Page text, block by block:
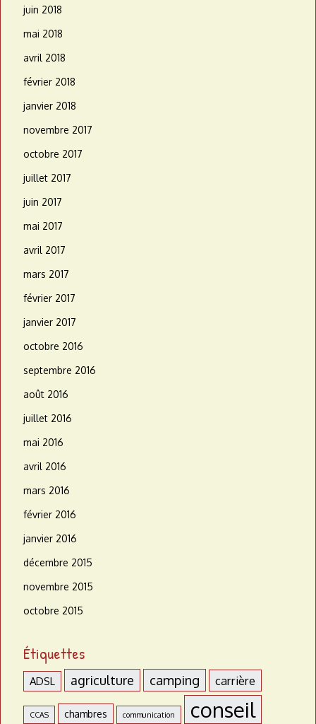
juin 2018
mai 2018
avril 2018
février 2018
janvier 2018
novembre 2017
octobre 2017
juillet 2017
juin 2017
mai 2017
avril 2017
mars 2017
février 2017
janvier 2017
octobre 2016
septembre 2016
août 2016
juillet 2016
mai 2016
avril 2016
mars 2016
février 2016
janvier 2016
décembre 2015
novembre 2015
octobre 2015
Étiquettes
ADSL agriculture camping carrière
CCAS chambres communication conseil